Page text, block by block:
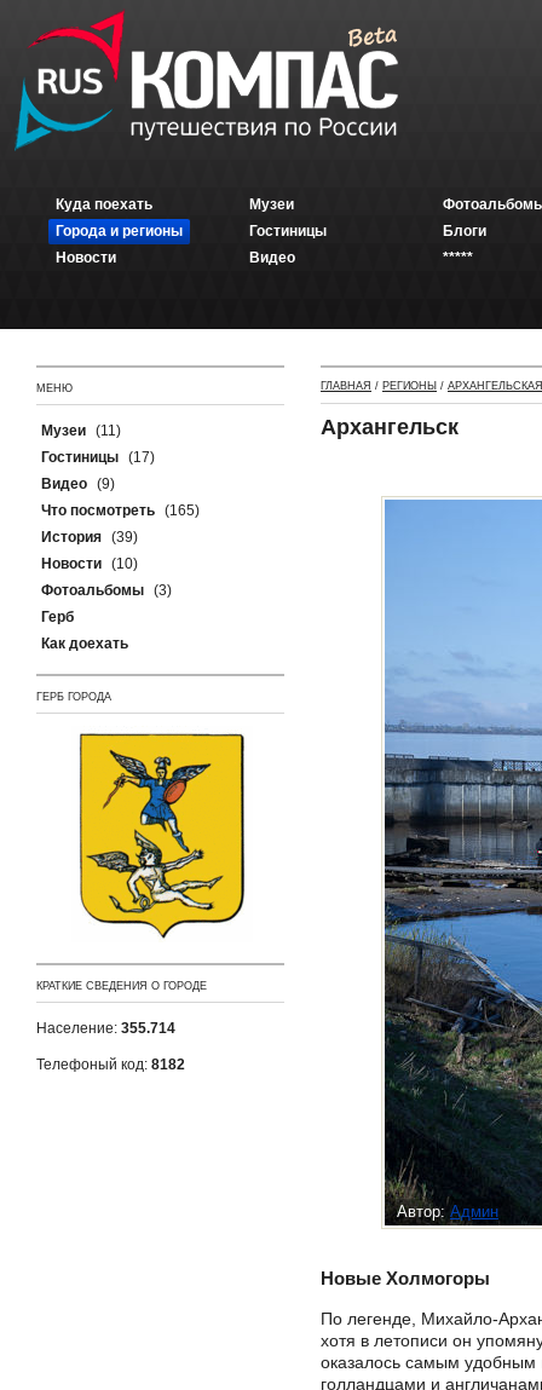
Куда поехать
Города и регионы
Новости
Музеи
Гостиницы
Видео
Блоги
*****
МЕНЮ
Музеи (11)
Гостиницы (17)
Видео (9)
Что посмотреть (165)
История (39)
Новости (10)
Фотоальбомы (3)
Герб
Как доехать
ГЕРБ ГОРОДА
КРАТКИЕ СВЕДЕНИЯ О ГОРОДЕ
Население: 355.714
Телефоный код: 8182
ГЛАВНАЯ / РЕГИОНЫ /
Архангельск
Автор: Админ
Новые Холмогоры
По легенде, Михайло-
хотя в летописи он
оказалось самым удобным
голландцами и